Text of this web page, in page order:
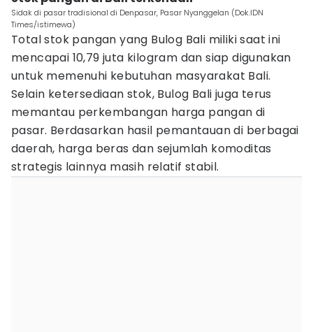
Sidak di pasar tradisional di Denpasar, Pasar Nyanggelan (Dok.IDN
Times/istimewa)
Total stok pangan yang Bulog Bali miliki saat ini
mencapai 10,79 juta kilogram dan siap digunakan
untuk memenuhi kebutuhan masyarakat Bali.
Selain ketersediaan stok, Bulog Bali juga terus
memantau perkembangan harga pangan di
pasar. Berdasarkan hasil pemantauan di berbagai
daerah, harga beras dan sejumlah komoditas
strategis lainnya masih relatif stabil.